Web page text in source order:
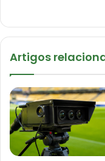
Artigos